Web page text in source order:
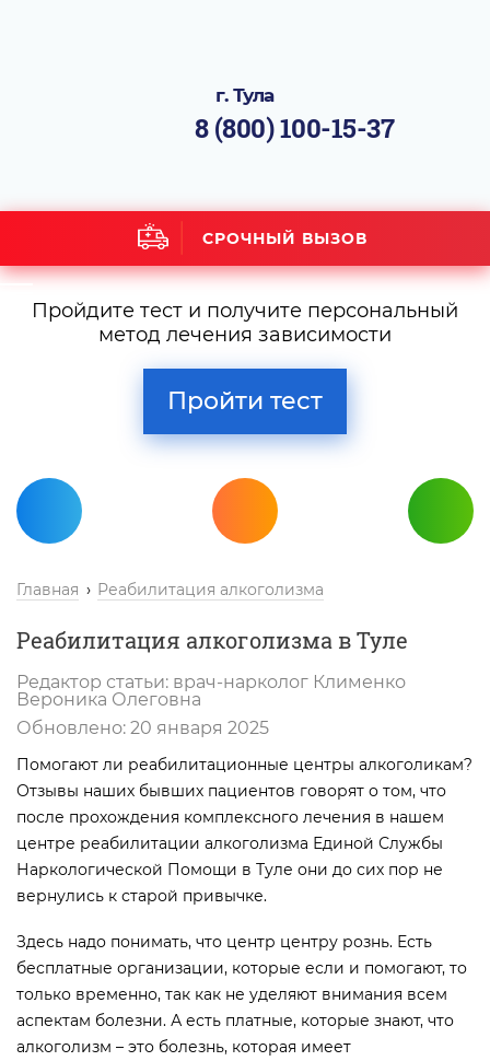
г. Тула
8 (800) 100-15-37
СРОЧНЫЙ ВЫЗОВ
Пройдите тест и получите персональный
метод лечения зависимости
Пройти тест
Главная Реабилитация алкоголизма
Реабилитация алкоголизма в Туле
Редактор статьи: врач-нарколог Клименко
Вероника Олеговна
Обновлено: 20 января 2025
Помогают ли реабилитационные центры алкоголикам?
Отзывы наших бывших пациентов говорят о том, что
после прохождения комплексного лечения в нашем
центре реабилитации алкоголизма Единой Службы
Наркологической Помощи в Туле они до сих пор не
вернулись к старой привычке.
Здесь надо понимать, что центр центру рознь. Есть
бесплатные организации, которые если и помогают, то
только временно, так как не уделяют внимания всем
аспектам болезни. А есть платные, которые знают, что
алкоголизм – это болезнь, которая имеет